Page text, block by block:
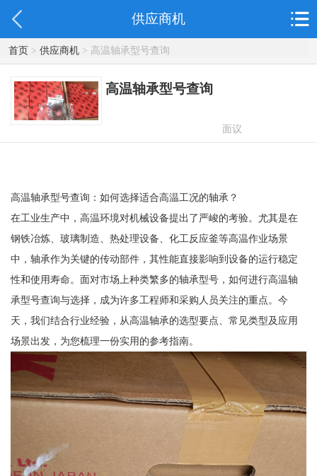
供应商机
首页> 供应商机> 高温轴承型号查询
高温轴承型号查询
面议
高温轴承型号查询：如何选择适合高温工况的轴承？
在工业生产中，高温环境对机械设备提出了严峻的考验。尤其是在
钢铁冶炼、玻璃制造、热处理设备、化工反应釜等高温作业场景
中，轴承作为关键的传动部件，其性能直接影响到设备的运行稳定
性和使用寿命。面对市场上种类繁多的轴承型号，如何进行高温轴
承型号查询与选择，成为许多工程师和采购人员关注的重点。今
天，我们结合行业经验，从高温轴承的选型要点、常见类型及应用
场景出发，为您梳理一份实用的参考指南。